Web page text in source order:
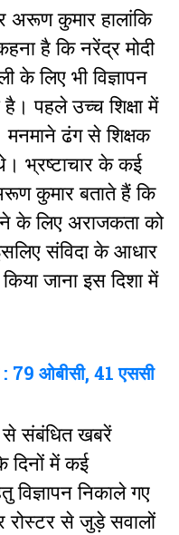
अरूण कुमार हालांकि
है कि नरेंद्र मोदी
के लिए भी विज्ञापन
पहले उच्च शिक्षा में
मनमाने ढंग से शिक्षक
भ्रष्टाचार के कई
कुमार बताते हैं कि
के लिए अराजकता को
संविदा के आधार
किया जाना इस दिशा में
: 79 ओबीसी, 41 एससी
से संबंधित खबरें
दिनों में कई
विज्ञापन निकाले गए
रोस्टर से जुड़े सवालों